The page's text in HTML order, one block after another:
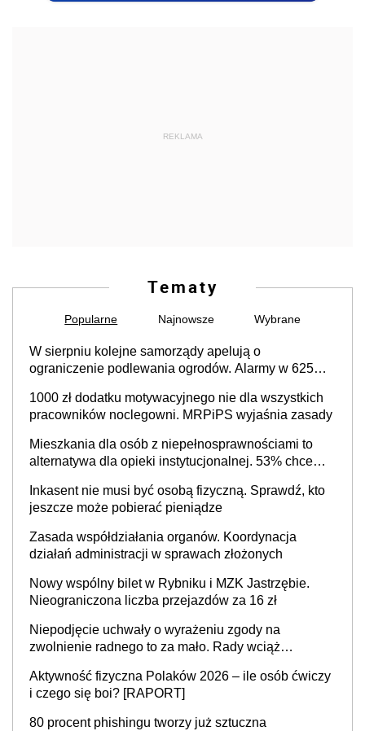
REKLAMA
Tematy
Popularne Najnowsze Wybrane
W sierpniu kolejne samorządy apelują o
ograniczenie podlewania ogrodów. Alarmy w 625
cały kraj
1000 zł dodatku motywacyjnego nie dla wszystkich
pracowników noclegowni. MRPiPS wyjaśnia zasady
Mieszkania dla osób z niepełnosprawnościami to
alternatywa dla opieki instytucjonalnej. 53% chce
Inkasent nie musi być osobą fizyczną. Sprawdź, kto
jeszcze może pobierać pieniądze
Zasada współdziałania organów. Koordynacja
działań administracji w sprawach złożonych
Nowy wspólny bilet w Rybniku i MZK Jastrzębie.
Nieograniczona liczba przejazdów za 16 zł
Niepodjęcie uchwały o wyrażeniu zgody na
zwolnienie radnego to za mało. Rady wciąż
sprawy
Aktywność fizyczna Polaków 2026 – ile osób ćwiczy
i czego się boi? [RAPORT]
80 procent phishingu tworzy już sztuczna